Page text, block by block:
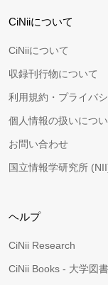
CiNiiについて
CiNiiについて
収録刊行物について
利用規約・プライバ
個人情報の扱いにつ
お問い合わせ
国立情報学研究所
ヘルプ
CiNii Research
CiNii Books - 大学図